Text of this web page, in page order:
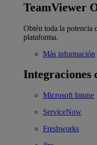
TeamViewer
Obtén toda la potencia
plataforma.
Más información
Integraciones
Microsoft Intune
ServiceNow
Freshworks